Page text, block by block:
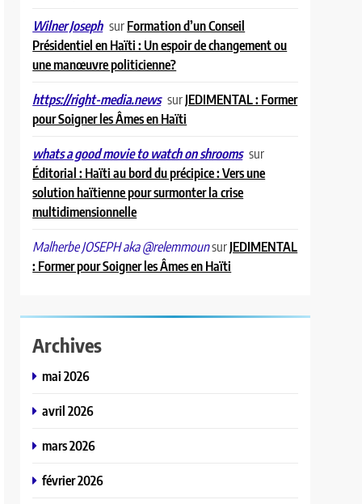
Wilner Joseph surFormation d’un Conseil
Présidentiel en Haïti : Un espoir de changement ou
une manœuvre politicienne?
https://right-media.news surJEDIMENTAL : Former
pour Soigner les Âmes en Haïti
whats a good movie to watch on shrooms sur
Éditorial : Haïti au bord du précipice : Vers une
solution haïtienne pour surmonter la crise
multidimensionnelle
Malherbe JOSEPH aka @relemmounsurJEDIMENTAL
: Former pour Soigner les Âmes en Haïti
Archives
mai 2026
avril 2026
mars 2026
février 2026